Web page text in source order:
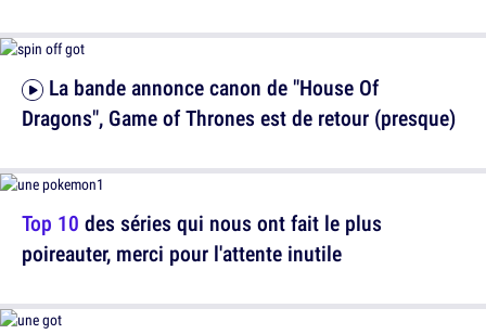
Top 10 des séries qui nous ont fait le plus
poireauter, merci pour l'attente inutile
Dragons", Game of Thrones est de retour (presque)